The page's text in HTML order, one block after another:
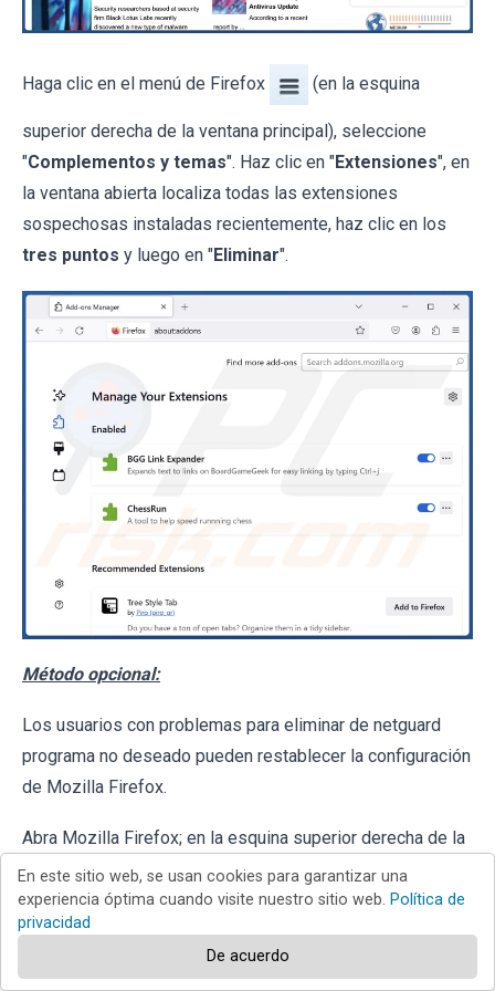
Haga clic en el menú de Firefox (en la esquina
superior derecha de la ventana principal), seleccione
"Complementos y temas". Haz clic en "Extensiones", en
la ventana abierta localiza todas las extensiones
sospechosas instaladas recientemente, haz clic en los
tres puntos y luego en "Eliminar".
Método opcional:
Los usuarios con problemas para eliminar de netguard
programa no deseado pueden restablecer la configuración
de Mozilla Firefox.
Abra Mozilla Firefox; en la esquina superior derecha de la
ventana principal, haga clic en elmenú de Firefox ;
en el menú desplegado, pulse sobre el icono
En este sitio web, se usan cookies para garantizar una
experiencia óptima cuando visite nuestro sitio web. Política de
privacidad
De acuerdo